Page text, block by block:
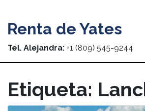
Renta de Yates
Tel. Alejandra: +1 (809) 545-9244
Etiqueta: